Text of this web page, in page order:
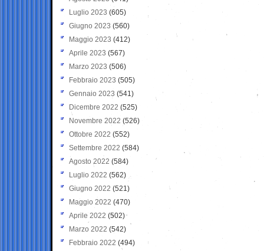
Luglio 2023 (605)
Giugno 2023 (560)
Maggio 2023 (412)
Aprile 2023 (567)
Marzo 2023 (506)
Febbraio 2023 (505)
Gennaio 2023 (541)
Dicembre 2022 (525)
Novembre 2022 (526)
Ottobre 2022 (552)
Settembre 2022 (584)
Agosto 2022 (584)
Luglio 2022 (562)
Giugno 2022 (521)
Maggio 2022 (470)
Aprile 2022 (502)
Marzo 2022 (542)
Febbraio 2022 (494)